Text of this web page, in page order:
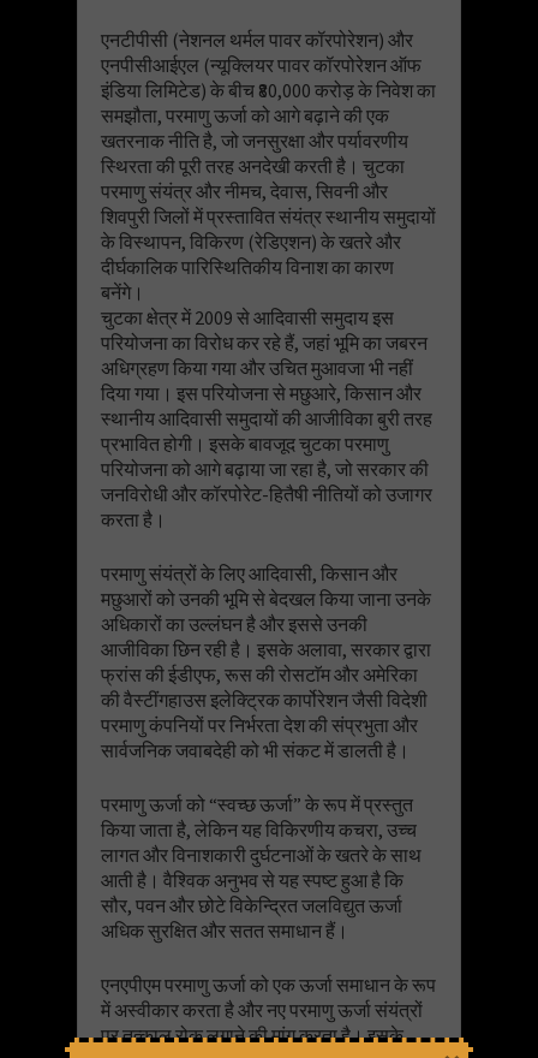
एनटीपीसी (नेशनल थर्मल पावर कॉरपोरेशन) और
एनपीसीआईएल (न्यूक्लियर पावर कॉरपोरेशन ऑफ
इंडिया लिमिटेड) के बीच ₹80,000 करोड़ के निवेश का
समझौता, परमाणु ऊर्जा को आगे बढ़ाने की एक
खतरनाक नीति है, जो जनसुरक्षा और पर्यावरणीय
स्थिरता की पूरी तरह अनदेखी करती है। चुटका
परमाणु संयंत्र और नीमच, देवास, सिवनी और
शिवपुरी जिलों में प्रस्तावित संयंत्र स्थानीय समुदायों
के विस्थापन, विकिरण (रेडिएशन) के खतरे और
दीर्घकालिक पारिस्थितिकीय विनाश का कारण
बनेंगे।
चुटका क्षेत्र में 2009 से आदिवासी समुदाय इस
परियोजना का विरोध कर रहे हैं, जहां भूमि का जबरन
अधिग्रहण किया गया और उचित मुआवजा भी नहीं
दिया गया। इस परियोजना से मछुआरे, किसान और
स्थानीय आदिवासी समुदायों की आजीविका बुरी तरह
प्रभावित होगी। इसके बावजूद चुटका परमाणु
परियोजना को आगे बढ़ाया जा रहा है, जो सरकार की
जनविरोधी और कॉरपोरेट-हितैषी नीतियों को उजागर
करता है।
परमाणु संयंत्रों के लिए आदिवासी, किसान और
मछुआरों को उनकी भूमि से बेदखल किया जाना उनके
अधिकारों का उल्लंघन है और इससे उनकी
आजीविका छिन रही है। इसके अलावा, सरकार द्वारा
फ्रांस की ईडीएफ, रूस की रोसटाॅम और अमेरिका
की वैस्टींगहाउस इलेक्ट्रिक कार्पोरेशन जैसी विदेशी
परमाणु कंपनियों पर निर्भरता देश की संप्रभुता और
सार्वजनिक जवाबदेही को भी संकट में डालती है।
परमाणु ऊर्जा को “स्वच्छ ऊर्जा” के रूप में प्रस्तुत
किया जाता है, लेकिन यह विकिरणीय कचरा, उच्च
लागत और विनाशकारी दुर्घटनाओं के खतरे के साथ
आती है। वैश्विक अनुभव से यह स्पष्ट हुआ है कि
सौर, पवन और छोटे विकेन्द्रित जलविद्युत ऊर्जा
अधिक सुरक्षित और सतत समाधान हैं।
एनएपीएम परमाणु ऊर्जा को एक ऊर्जा समाधान के रूप
में अस्वीकार करता है और नए परमाणु ऊर्जा संयंत्रों
पर तत्काल रोक लगाने की मांग करता है। इसके